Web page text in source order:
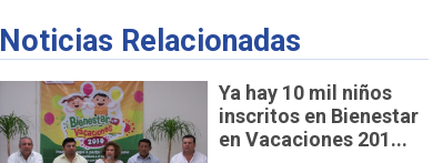
Noticias Relacionadas
Ya hay 10 mil niños
inscritos en Bienestar
en Vacaciones 201...